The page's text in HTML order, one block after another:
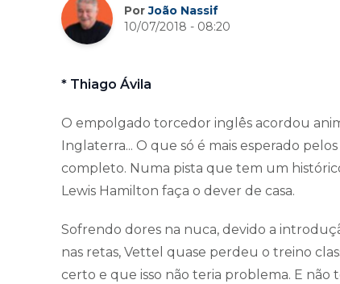
PorJoão Nassif
10/07/2018 - 08:20
* Thiago Ávila
O empolgado torcedor inglês acordou
Inglaterra... O que só é mais esperado
completo. Numa pista que tem um
Lewis Hamilton faça o dever de casa.
Sofrendo dores na nuca, devido a
nas retas, Vettel quase perdeu o treino
certo e que isso não teria problema. E